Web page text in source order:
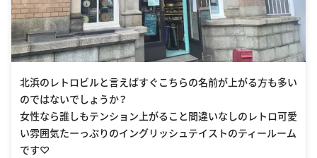
北浜のレトロビルと言えばすぐこちらの名前が上がる方も多い
のではないでしょうか？
女性なら誰しもテンション上がること間違いなしのレトロ可愛
い雰囲気たーっぷりのイングリッシュテイストのティールーム
です♡